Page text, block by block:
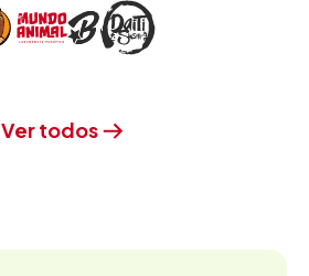
Ver todos